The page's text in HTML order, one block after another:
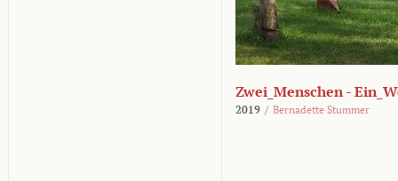
Zwei_Menschen -
2019 / Bernadette Stummer